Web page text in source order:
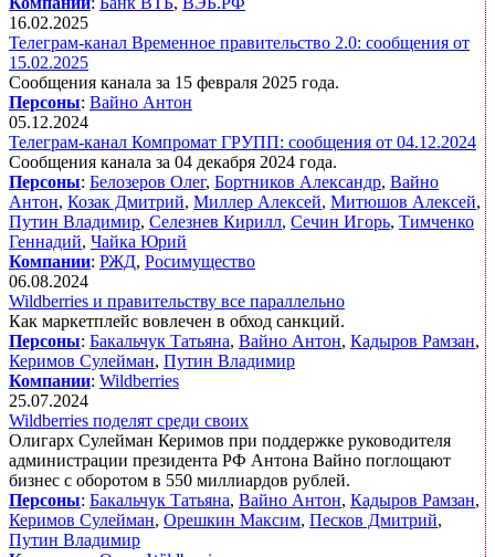
16.02.2025
Телеграм-канал Временное правительство 2.0: сообщения от
15.02.2025
Сообщения канала за 15 февраля 2025 года.
Персоны: Вайно Антон
05.12.2024
Телеграм-канал Компромат ГРУПП: сообщения от 04.12.2024
Сообщения канала за 04 декабря 2024 года.
Персоны: Белозеров Олег, Бортников Александр, Вайно
Антон, Козак Дмитрий, Миллер Алексей, Митюшов Алексей,
Путин Владимир, Селезнев Кирилл, Сечин Игорь, Тимченко
Геннадий, Чайка Юрий
Компании: РЖД, Росимущество
06.08.2024
Wildberries и правительству все параллельно
Как маркетплейс вовлечен в обход санкций.
Персоны: Бакальчук Татьяна, Вайно Антон, Кадыров Рамзан,
Керимов Сулейман, Путин Владимир
Компании: Wildberries
25.07.2024
Wildberries поделят среди своих
Олигарх Сулейман Керимов при поддержке руководителя
администрации президента РФ Антона Вайно поглощают
бизнес с оборотом в 550 миллиардов рублей.
Персоны: Бакальчук Татьяна, Вайно Антон, Кадыров Рамзан,
Керимов Сулейман, Орешкин Максим, Песков Дмитрий,
Путин Владимир